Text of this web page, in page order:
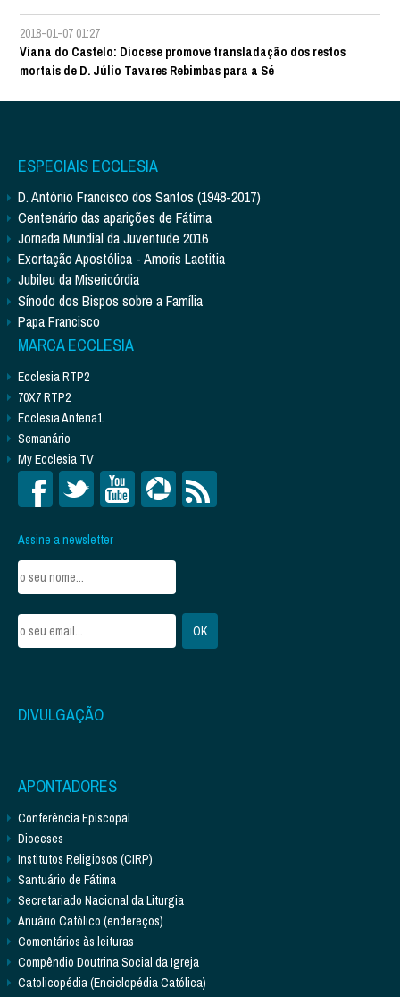
2018-01-07 01:27
Viana do Castelo: Diocese promove transladação dos restos
mortais de D. Júlio Tavares Rebimbas para a Sé
ESPECIAIS ECCLESIA
D. António Francisco dos Santos (1948-2017)
Centenário das aparições de Fátima
Jornada Mundial da Juventude 2016
Exortação Apostólica - Amoris Laetitia
Jubileu da Misericórdia
Sínodo dos Bispos sobre a Família
Papa Francisco
MARCA ECCLESIA
Ecclesia RTP2
70X7 RTP2
Ecclesia Antena1
Semanário
My Ecclesia TV
Assine a newsletter
DIVULGAÇÃO
APONTADORES
Conferência Episcopal
Dioceses
Institutos Religiosos (CIRP)
Santuário de Fátima
Secretariado Nacional da Liturgia
Anuário Católico (endereços)
Comentários às leituras
Compêndio Doutrina Social da Igreja
Catolicopédia (Enciclopédia Católica)